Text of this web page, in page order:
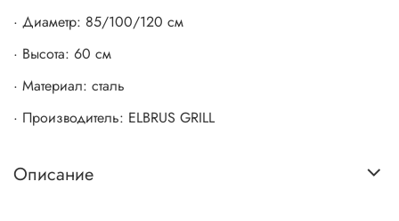
· Диаметр: 85/100/120 см
· Высота: 60 см
· Материал: сталь
· Производитель: ELBRUS GRILL
Описание